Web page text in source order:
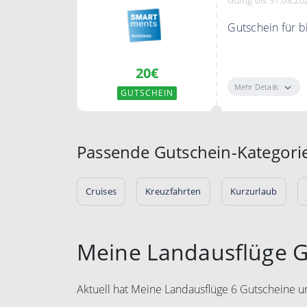
https://
Gesellschaft
20€
GUTSCHEIN
Gutschein für
buchst. Je
Refundable
Egal, ob du
Mehr Details
Passende Gutschein-
Cruises Kreuzfahrten Kurzurlaub
Meine Landausflüge
Aktuell hat Meine Landausflüge 6 Gutscheine